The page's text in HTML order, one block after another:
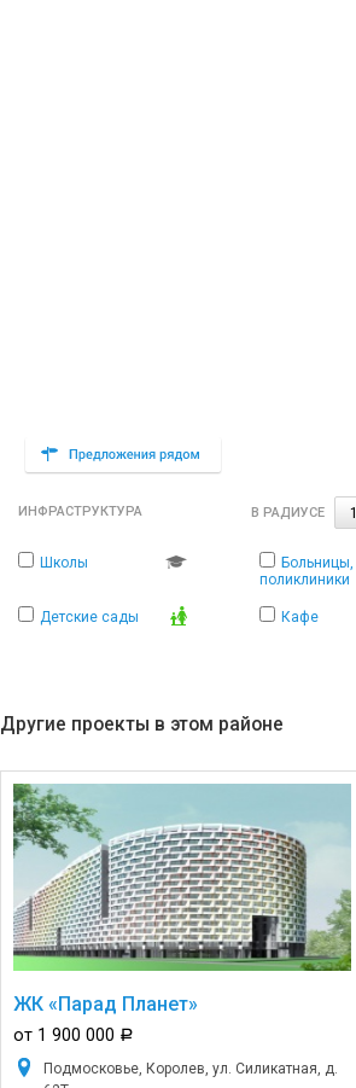
ИНФРАСТРУКТУРА В РАДИУСЕ 1
Школы
Больницы,
поликлиники
Детские сады Кафе
Другие проекты в этом районе
ЖК «Парад Планет»
от 1 900 000 a
Подмосковье, Королев, ул. Силикатная, д.